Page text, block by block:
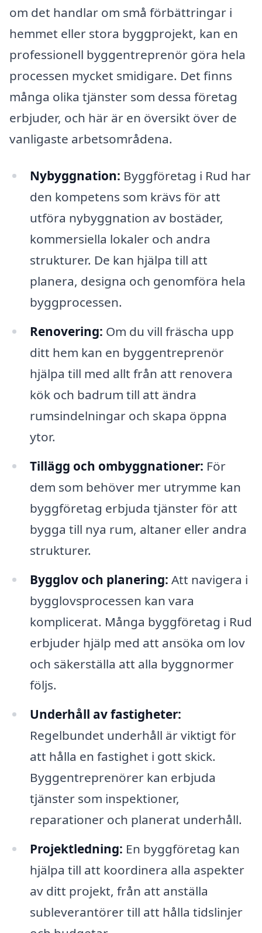
om det handlar om små förbättringar i
hemmet eller stora byggprojekt, kan en
professionell byggentreprenör göra hela
processen mycket smidigare. Det finns
många olika tjänster som dessa företag
erbjuder, och här är en översikt över de
vanligaste arbetsområdena.
Nybyggnation: Byggföretag i Rud har
den kompetens som krävs för att
utföra nybyggnation av bostäder,
kommersiella lokaler och andra
strukturer. De kan hjälpa till att
planera, designa och genomföra hela
byggprocessen.
Renovering: Om du vill fräscha upp
ditt hem kan en byggentreprenör
hjälpa till med allt från att renovera
kök och badrum till att ändra
rumsindelningar och skapa öppna
ytor.
Tillägg och ombyggnationer: För
dem som behöver mer utrymme kan
byggföretag erbjuda tjänster för att
bygga till nya rum, altaner eller andra
strukturer.
Bygglov och planering: Att navigera i
bygglovsprocessen kan vara
komplicerat. Många byggföretag i Rud
erbjuder hjälp med att ansöka om lov
och säkerställa att alla byggnormer
följs.
Underhåll av fastigheter:
Regelbundet underhåll är viktigt för
att hålla en fastighet i gott skick.
Byggentreprenörer kan erbjuda
tjänster som inspektioner,
reparationer och planerat underhåll.
Projektledning: En byggföretag kan
hjälpa till att koordinera alla aspekter
av ditt projekt, från att anställa
subleverantörer till att hålla tidslinjer